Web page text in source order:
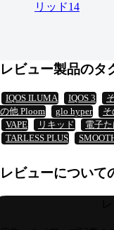
リッド14
レビュー製品のタ
IQOS ILUMA IQOS 3
の他 Ploom
glo hyper そ
VAPE
リキッド 電子た
TARLESS PLUS
レビューについて